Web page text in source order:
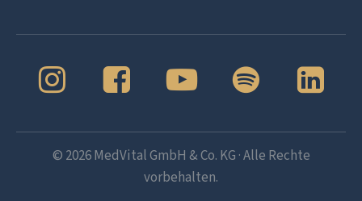
© 2026MedVital GmbH & Co. KG · Alle Rechte
vorbehalten.